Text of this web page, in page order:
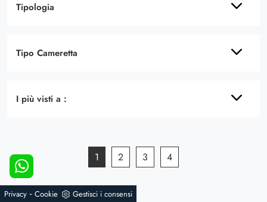
Tipologia
Tipo Cameretta
I più visti a :
1 2 3 4
Privacy - Cookie Gestisci i consensi